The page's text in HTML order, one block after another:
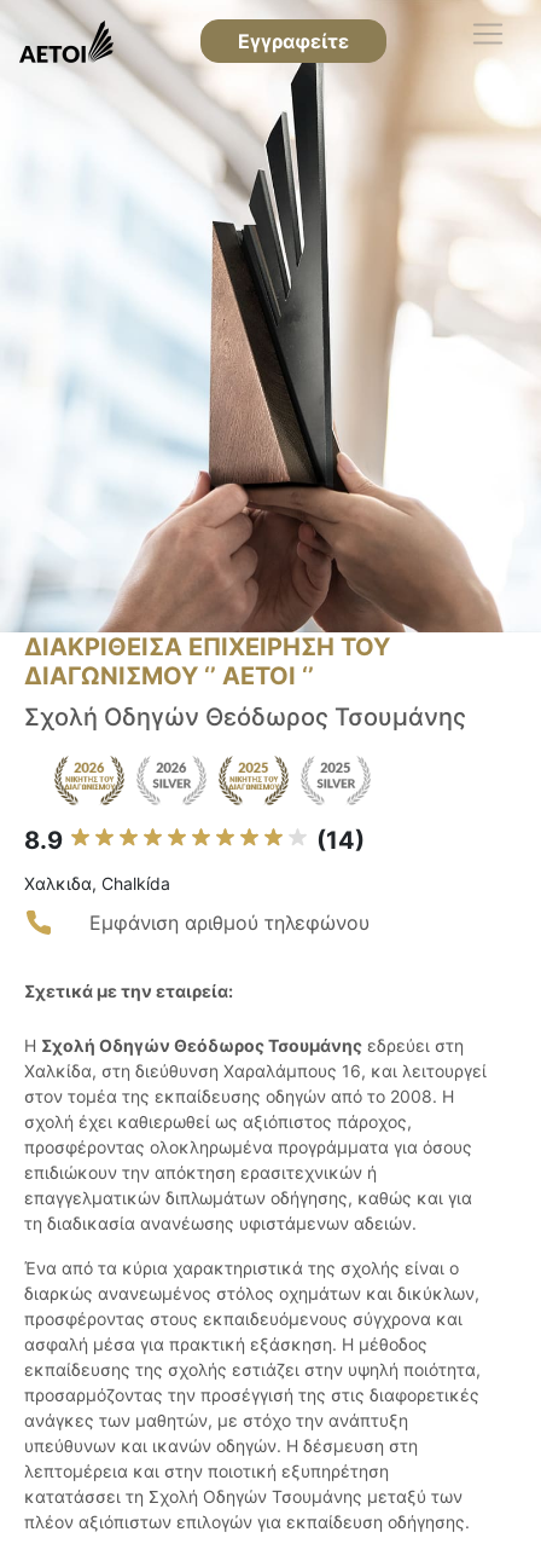
Εγγραφείτε
ΔΙΑΚΡΙΘΕΙΣΑ ΕΠΙΧΕΙΡΗΣΗ ΤΟΥ
ΔΙΑΓΩΝΙΣΜΟΥ ‘’ ΑΕΤΟΙ ‘’
Σχολή Οδηγών Θεόδωρος Τσουμάνης
8.9 (14)
Χαλκιδα, Chalkída
Εμφάνιση αριθμού τηλεφώνου
Σχετικά με την εταιρεία:
Η Σχολή Οδηγών Θεόδωρος Τσουμάνης εδρεύει στη
Χαλκίδα, στη διεύθυνση Χαραλάμπους 16, και λειτουργεί
στον τομέα της εκπαίδευσης οδηγών από το 2008. Η
σχολή έχει καθιερωθεί ως αξιόπιστος πάροχος,
προσφέροντας ολοκληρωμένα προγράμματα για όσους
επιδιώκουν την απόκτηση ερασιτεχνικών ή
επαγγελματικών διπλωμάτων οδήγησης, καθώς και για
τη διαδικασία ανανέωσης υφιστάμενων αδειών.
Ένα από τα κύρια χαρακτηριστικά της σχολής είναι ο
διαρκώς ανανεωμένος στόλος οχημάτων και δικύκλων,
προσφέροντας στους εκπαιδευόμενους σύγχρονα και
ασφαλή μέσα για πρακτική εξάσκηση. Η μέθοδος
εκπαίδευσης της σχολής εστιάζει στην υψηλή ποιότητα,
προσαρμόζοντας την προσέγγισή της στις διαφορετικές
ανάγκες των μαθητών, με στόχο την ανάπτυξη
υπεύθυνων και ικανών οδηγών. Η δέσμευση στη
λεπτομέρεια και στην ποιοτική εξυπηρέτηση
κατατάσσει τη Σχολή Οδηγών Τσουμάνης μεταξύ των
πλέον αξιόπιστων επιλογών για εκπαίδευση οδήγησης.